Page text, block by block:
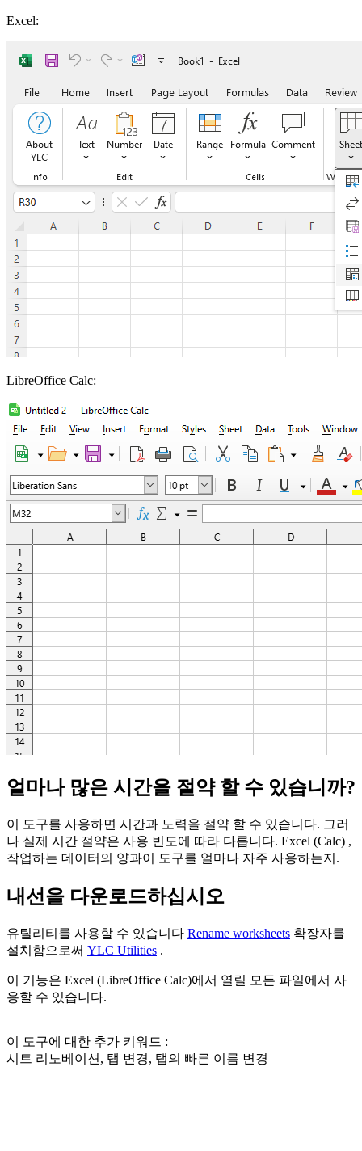
Excel:
LibreOffice Calc:
얼마나 많은 시간을 절약 할 수 있습니까?
이 도구를 사용하면 시간과 노력을 절약 할 수 있습니다. 그러
나 실제 시간 절약은 사용 빈도에 따라 다릅니다. Excel (Calc) ,
작업하는 데이터의 양과이 도구를 얼마나 자주 사용하는지.
내선을 다운로드하십시오
유틸리티를 사용할 수 있습니다 Rename worksheets 확장자를
설치함으로써 YLC Utilities .
이 기능은 Excel (LibreOffice Calc)에서 열릴 모든 파일에서 사
용할 수 있습니다.
이 도구에 대한 추가 키워드 :
시트 리노베이션, 탭 변경, 탭의 빠른 이름 변경